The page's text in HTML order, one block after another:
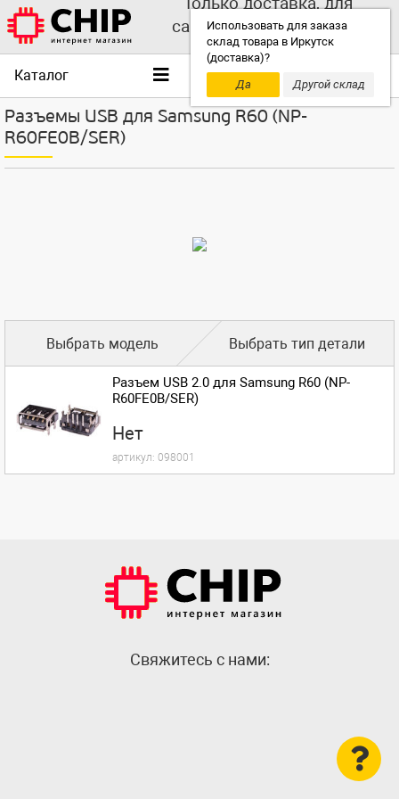
Использовать для заказа
склад товара в Иркутск
(доставка)?
Да
Другой склад
самовывоза выбирайте
другой склад!
Каталог
Разъемы USB для Samsung R60 (NP-
R60FE0B/SER)
Выбрать модель Выбрать тип детали
Разъем USB 2.0 для Samsung R60 (NP-
R60FE0B/SER)
Нет
артикул: 098001
Cвяжитесь с нами: